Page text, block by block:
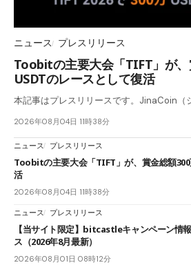
ニュース プレスリリース
Toobitの主要大会「TIFT」が、
USDTのレースとして復活
本記事はプレスリリースです。JinaCoin（
2026年08月04日 11時38分
ニュース プレスリリース
Toobitの主要大会「TIFT」が、賞金総額300
活
2026年08月04日 11時38分
ニュース プレスリリース
【当サイト限定】bitcastleキャンペーン情
ス（2026年8月最新）
2026年08月01日 08時12分